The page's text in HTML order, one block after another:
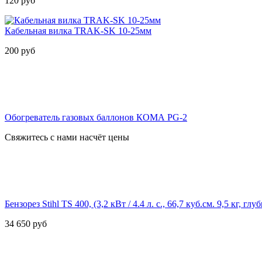
Кабельная вилка TRAK-SK 10-25мм
200 руб
Обогреватель газовых баллонов КОМА PG-2
Свяжитесь с нами насчёт цены
Бензорез Stihl TS 400, (3,2 кВт / 4.4 л. с., 66,7 куб.см. 9,5 кг,
34 650 руб